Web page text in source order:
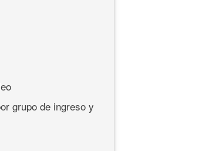
grupo de ingreso y